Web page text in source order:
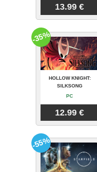
13.99 €
HOLLOW KNIGHT:
SILKSONG
PC
12.99 €
-35%
-55%